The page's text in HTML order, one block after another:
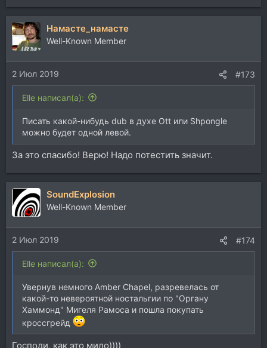
е
а
к
ц
и
и
:
Намасте_намасте
Well-Known Member
2 Июл 2019 #173
Elle написал(а):
Писать какой-нибудь dub в духе Ott или Shpongle
можно будет одной левой.
За это спасибо! Верю! Надо потестить значит.
SoundExplosion
Well-Known Member
2 Июл 2019 #174
Elle написал(а):
Увернув немного Amber Chapel, разревелась от
какой-то невероятной ностальгии по "Органу
Хаммонд" Мигеля Рамоса и пошла покупать
кроссгрейд
Господи, как это мило))))